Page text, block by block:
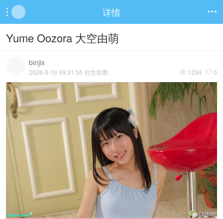
 详情 
Yume Oozora 大空由萌
binjix
 1234  0
2026-3-19 09:31:55 包含套图